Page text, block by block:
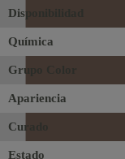
Disponibilidad
Química
Grupo Color
Apariencia
Curado
Estado